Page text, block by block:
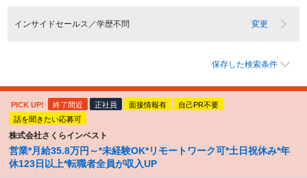
インサイドセールス／学歴不問 変更
保存した検索条件
PICK UP! 終了間近 正社員 面接情報有
自己PR不要
話を聞きたい応募可
株式会社さくらインベスト
営業*月給35.8万円～*未経験OK*リモートワーク可*土日祝休み*年
休123日以上*転職者全員が収入UP